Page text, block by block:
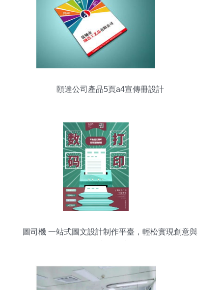
頤達公司產品5頁a4宣傳冊設計
圖司機 一站式圖文設計制作平臺，輕松實現創意與